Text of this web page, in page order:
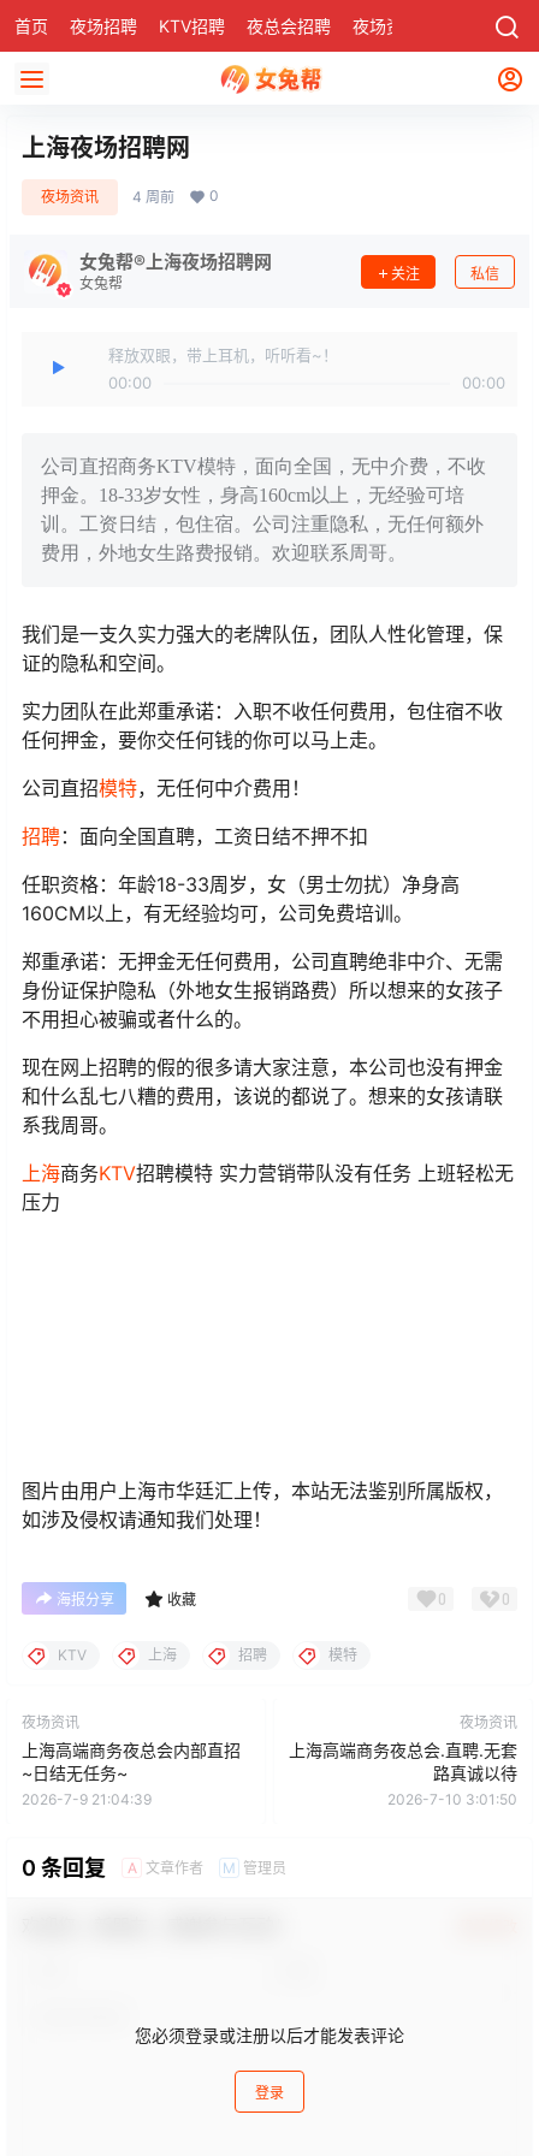
首页 夜场招聘 KTV招聘 夜总会招聘 夜场资讯 社区
上海夜场招聘网
夜场资讯 4 周前 0
女兔帮®上海夜场招聘网
女兔帮
关注 私信
释放双眼，带上耳机，听听看~！
00:00
00:00
公司直招商务KTV模特，面向全国，无中介费，不收
押金。18-33岁女性，身高160cm以上，无经验可培
训。工资日结，包住宿。公司注重隐私，无任何额外
费用，外地女生路费报销。欢迎联系周哥。
我们是一支久实力强大的老牌队伍，团队人性化管理，保
证的隐私和空间。
实力团队在此郑重承诺：入职不收任何费用，包住宿不收
任何押金，要你交任何钱的你可以马上走。
公司直招模特，无任何中介费用！
招聘：面向全国直聘，工资日结不押不扣
任职资格：年龄18-33周岁，女（男士勿扰）净身高
160CM以上，有无经验均可，公司免费培训。
郑重承诺：无押金无任何费用，公司直聘绝非中介、无需
身份证保护隐私（外地女生报销路费）所以想来的女孩子
不用担心被骗或者什么的。
现在网上招聘的假的很多请大家注意，本公司也没有押金
和什么乱七八糟的费用，该说的都说了。想来的女孩请联
系我周哥。
上海商务KTV招聘模特 实力营销带队没有任务 上班轻松无
压力
图片由用户上海市华廷汇上传，本站无法鉴别所属版权，
如涉及侵权请通知我们处理！
海报分享 收藏 0 0
KTV 上海 招聘 模特
夜场资讯
上海高端商务夜总会内部直招
~日结无任务~
2026-7-9 21:04:39
夜场资讯
上海高端商务夜总会.直聘.无套
路真诚以待
2026-7-10 3:01:50
0 条回复 A 文章作者 M 管理员
您必须登录或注册以后才能发表评论
登录